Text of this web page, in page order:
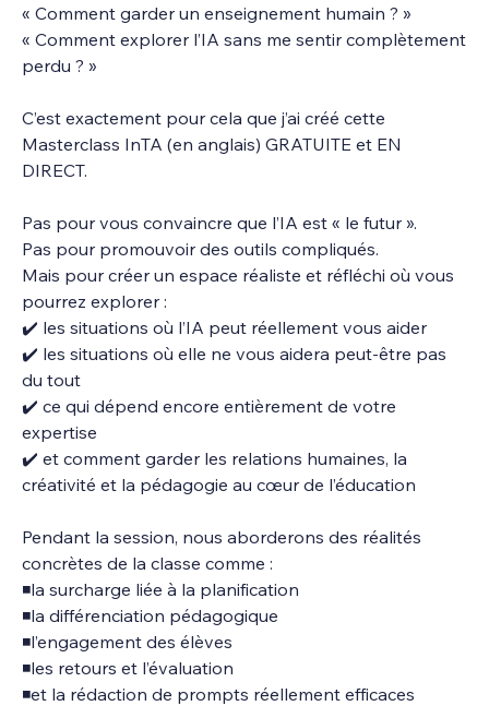
« Comment garder un enseignement humain ? »
« Comment explorer l’IA sans me sentir complètement
perdu ? »
C’est exactement pour cela que j’ai créé cette
Masterclass InTA (en anglais) GRATUITE et EN
DIRECT.
Pas pour vous convaincre que l’IA est « le futur ».
Pas pour promouvoir des outils compliqués.
Mais pour créer un espace réaliste et réfléchi où vous
pourrez explorer :
✔️ les situations où l’IA peut réellement vous aider
✔️ les situations où elle ne vous aidera peut-être pas
du tout
✔️ ce qui dépend encore entièrement de votre
expertise
✔️ et comment garder les relations humaines, la
créativité et la pédagogie au cœur de l’éducation
Pendant la session, nous aborderons des réalités
concrètes de la classe comme :
◾la surcharge liée à la planification
◾la différenciation pédagogique
◾l’engagement des élèves
◾les retours et l’évaluation
◾et la rédaction de prompts réellement efficaces